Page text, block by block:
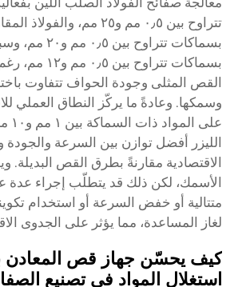
تتراوح بين ٠٫٥ مم و٢٥ مم،
بسماكات تتراوح
بسماكات تتراوح
القص المثلى وجودة الحواف تتفاوت
وسمكها. وعادةً ما يركّز النطاق العملي
الليزر أفضل توازن بين السرعة والجودة
الاقتصادية مقارنةً بطرق القص البديلة.
الأسمك، لكن ذلك قد يتطلّب إجراء
متتالية أو خفض السرعة أو استخدام
لغاز المساعدة، مما يؤثر على الجدوى
كيف يحسّن جهاز قص المعادن
استغلال المواد في تصنيع